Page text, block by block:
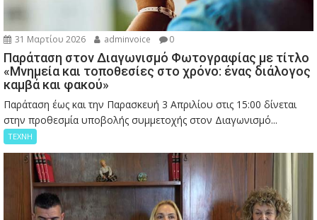
31 Μαρτίου 2026 adminvoice 0
Παράταση στον Διαγωνισμό Φωτογραφίας με τίτλο
«Μνημεία και τοποθεσίες στο χρόνο: ένας διάλογος
καμβά και φακού»
Παράταση έως και την Παρασκευή 3 Απριλίου στις 15:00 δίνεται
στην προθεσμία υποβολής συμμετοχής στον Διαγωνισμό...
ΤΕΧΝΗ